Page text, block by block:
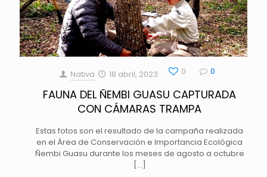
Nativa 18 abril, 2023 0 0
FAUNA DEL ÑEMBI GUASU CAPTURADA
CON CÁMARAS TRAMPA
Estas fotos son el resultado de la campaña realizada
en el Área de Conservación e Importancia Ecológica
Ñembi Guasu durante los meses de agosto a octubre
[…]